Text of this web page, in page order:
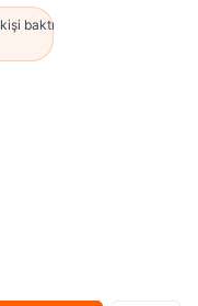
kişi baktı